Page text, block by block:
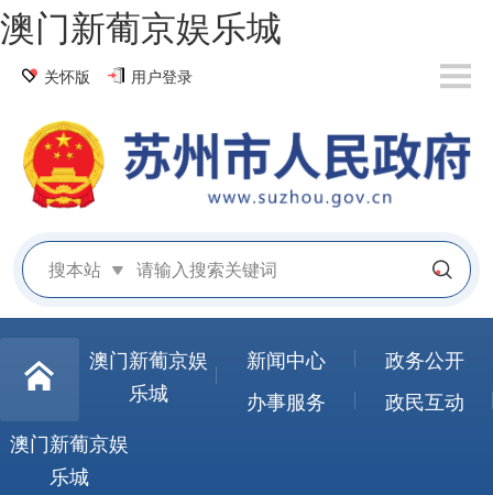
澳门新葡京娱乐城
关怀版 用户登录
搜本站
澳门新葡京娱
乐城
新闻中心
政务公开
办事服务
政民互动
澳门新葡京娱
乐城